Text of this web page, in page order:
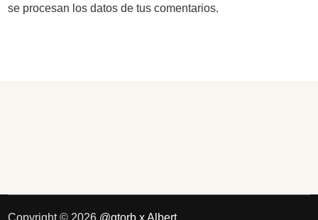
se procesan los datos de tus comentarios.